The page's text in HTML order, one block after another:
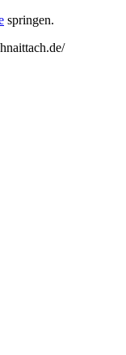
springen.